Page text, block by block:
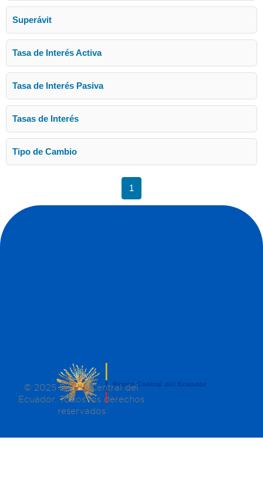
Superávit
Tasa de Interés Activa
Tasa de Interés Pasiva
Tasas de Interés
Tipo de Cambio
1
© 2025 Banco Central del
Ecuador. Todos los derechos
reservados